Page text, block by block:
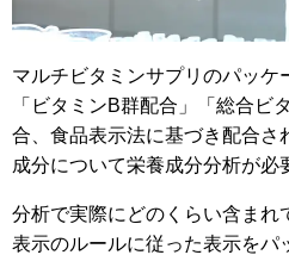
マルチビタミンサプリのパッケ
「ビタミンB群配合」「総合ビ
合、食品表示法に基づき配合さ
成分について栄養成分分析が必
分析で実際にどのくらい含まれ
表示のルールに従った表示をパ